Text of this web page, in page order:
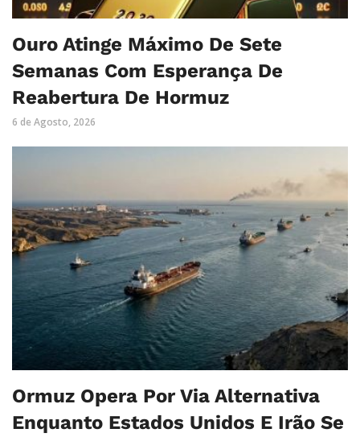
Ouro Atinge Máximo De Sete
Semanas Com Esperança De
Reabertura De Hormuz
6 de Agosto, 2026
Ormuz Opera Por Via Alternativa
Enquanto Estados Unidos E Irão Se